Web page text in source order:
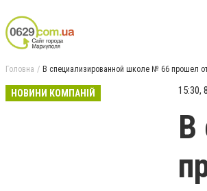
Головна В специализированной школе № 66 прошел
НОВИНИ КОМПАНІЙ 15:30,
В